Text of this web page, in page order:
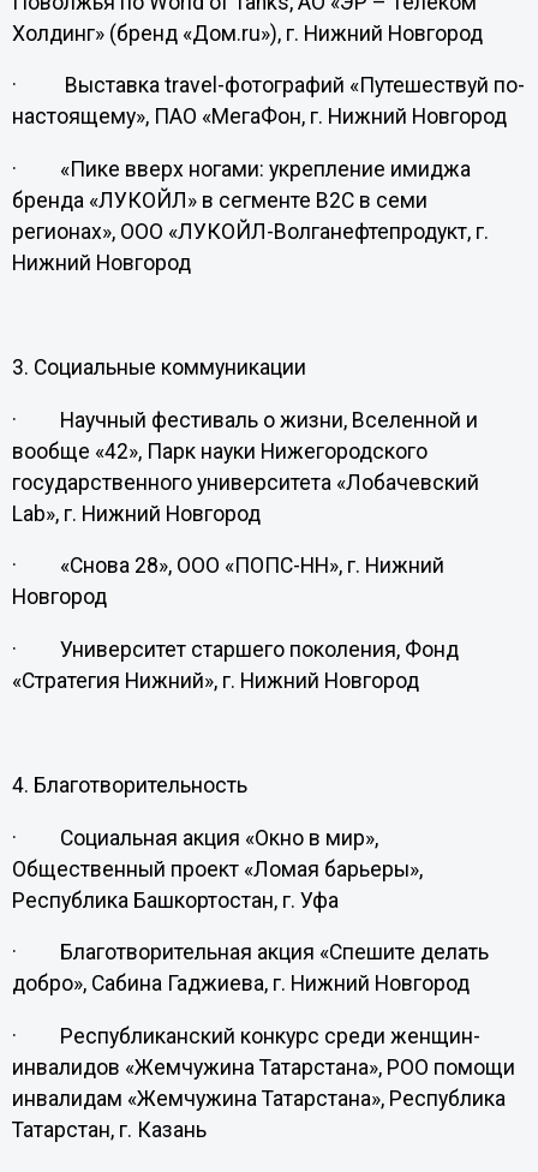
Холдинг» (бренд «Дом.ru»), г. Нижний Новгород
· Выставка travel-фотографий «Путешествуй по-
настоящему», ПАО «МегаФон, г. Нижний Новгород
· «Пике вверх ногами: укрепление имиджа
бренда «ЛУКОЙЛ» в сегменте В2С в семи
регионах», ООО «ЛУКОЙЛ-Волганефтепродукт, г.
Нижний Новгород
3. Социальные коммуникации
· Научный фестиваль о жизни, Вселенной и
вообще «42», Парк науки Нижегородского
государственного университета «Лобачевский
Lab», г. Нижний Новгород
· «Снова 28», ООО «ПОПС-НН», г. Нижний
Новгород
· Университет старшего поколения, Фонд
«Стратегия Нижний», г. Нижний Новгород
4. Благотворительность
· Социальная акция «Окно в мир»,
Общественный проект «Ломая барьеры»,
Республика Башкортостан, г. Уфа
· Благотворительная акция «Спешите делать
добро», Сабина Гаджиева, г. Нижний Новгород
· Республиканский конкурс среди женщин-
инвалидов «Жемчужина Татарстана», РОО помощи
инвалидам «Жемчужина Татарстана», Республика
Татарстан, г. Казань